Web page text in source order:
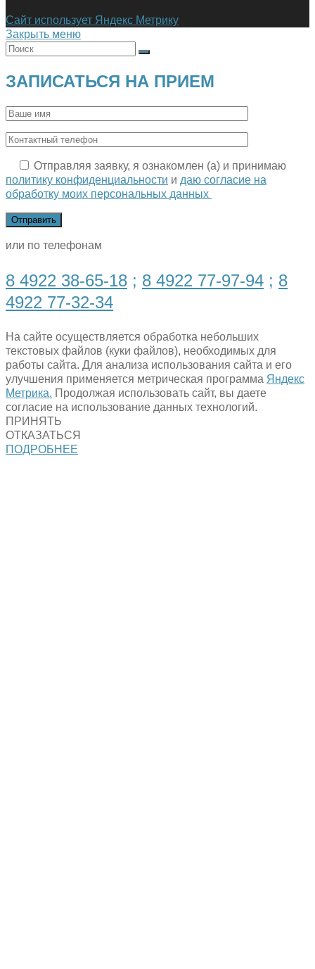
Сайт использует Яндекс Метрику
Закрыть меню
ЗАПИСАТЬСЯ НА ПРИЕМ
Отправляя заявку, я ознакомлен (а) и принимаю
политику конфиденциальности и даю согласие на
обработку моих персональных данных
или по телефонам
8 4922 38-65-18 ; 8 4922 77-97-94 ; 8
4922 77-32-34
На сайте осуществляется обработка небольших
текстовых файлов (куки файлов), необходимых для
работы сайта. Для анализа использования сайта и его
улучшения применяется метрическая программа Яндекс
Метрика. Продолжая использовать сайт, вы даете
согласие на использование данных технологий.
ПРИНЯТЬ
ОТКАЗАТЬСЯ
ПОДРОБНЕЕ